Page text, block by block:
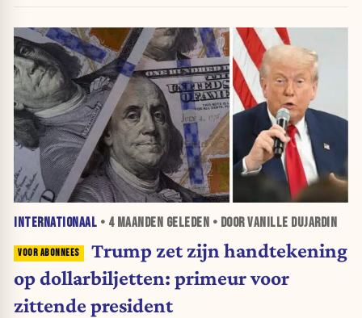
INTERNATIONAAL • 4 MAANDEN GELEDEN • DOOR VANILLE DUJARDIN
Trump zet zijn handtekening
op dollarbiljetten: primeur voor
zittende president